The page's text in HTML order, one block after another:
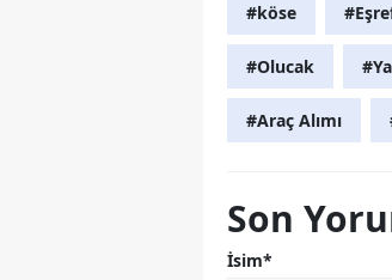
#köse
#Olucak
#Araç Alımı
Son
İsim*